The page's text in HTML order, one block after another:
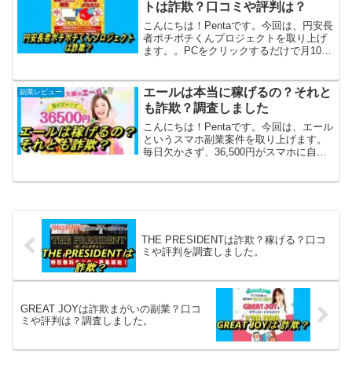
トは詐欺？口コミや評判は？
こんにちは！Pentaです。今回は、円安長
者ポチポチくんプロジェクトを取り上げ
ます。。PCをクリックするだけで月100
しょうか。さっそく徹底リサーチしてみ
ました。円安長...
副業レビュー
エールは本当に稼げるの？それと
も詐欺？調査しました
こんにちは！Pentaです。今回は、エール
というスマホ副業案件を取り上げます。
毎日欠かさず、36,500円がスマホに自動
THE PRESIDENTは詐欺？稼げる？口コ
ミや評判を調査しました。
GREAT JOYは詐欺まがいの副業？口コ
ミや評判は？調査しました。